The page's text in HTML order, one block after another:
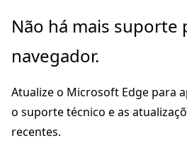
Pular
o
principal
Ignore
passe
a
navegação
na
Não há mais suporte
navegador.
Atualize o Microsoft Edge para
o suporte técnico e as
recentes.